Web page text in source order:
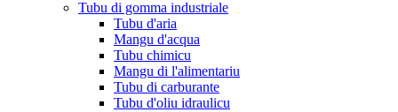
Tubu di gomma industriale
Tubu d'aria
Mangu d'acqua
Tubu chimicu
Mangu di l'alimentariu
Tubu di carburante
Tubu d'oliu idraulicu